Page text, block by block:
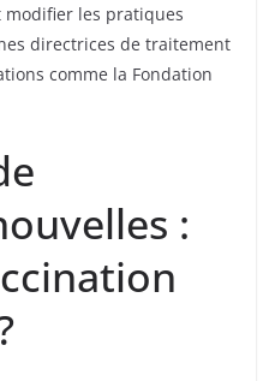
les pratiques
directrices de traitement
comme la Fondation
: